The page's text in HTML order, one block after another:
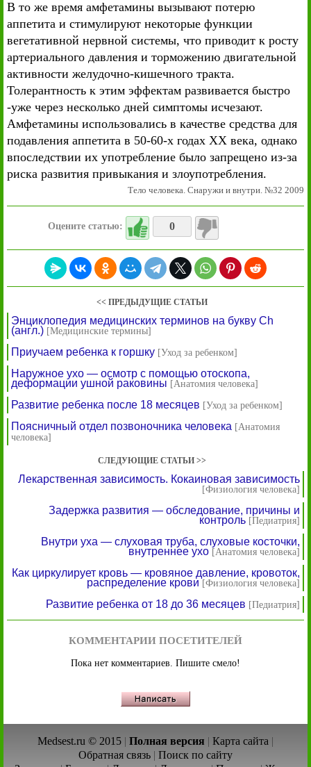
В то же время амфетамины вызывают потерю
аппетита и стимулируют некоторые функции
вегетативной нервной системы, что приводит к росту
артериального давления и торможению двигательной
активности желудочно-кишечного тракта.
Толерантность к этим эффектам развивается быстро
-уже через несколько дней симптомы исчезают.
Амфетамины использовались в качестве средства для
подавления аппетита в 50-60-х годах XX века, однако
впоследствии их употребление было запрещено из-за
риска развития привыкания и злоупотребления.
Тело человека. Снаружи и внутри. №32 2009
Оцените статью: 0
<< ПРЕДЫДУЩИЕ СТАТЬИ
Энциклопедия медицинских терминов на букву Ch
(англ.) [Медицинские термины]
Приучаем ребенка к горшку [Уход за ребенком]
Наружное ухо — осмотр с помощью отоскопа,
деформации ушной раковины [Анатомия человека]
Развитие ребенка после 18 месяцев [Уход за ребенком]
Поясничный отдел позвоночника человека [Анатомия
человека]
СЛЕДУЮЩИЕ СТАТЬИ >>
Лекарственная зависимость. Кокаиновая зависимость
[Физиология человека]
Задержка развития — обследование, причины и
контроль [Педиатрия]
Внутри уха — слуховая труба, слуховые косточки,
внутреннее ухо [Анатомия человека]
Как циркулирует кровь — кровяное давление, кровоток,
распределение крови[Физиология человека]
Развитие ребенка от 18 до 36 месяцев [Педиатрия]
КОММЕНТАРИИ ПОСЕТИТЕЛЕЙ
Пока нет комментариев. Пишите смело!
Medsest.ru © 2015 | Полная версия | Карта сайта |
Обратная связь | Поиск по сайту